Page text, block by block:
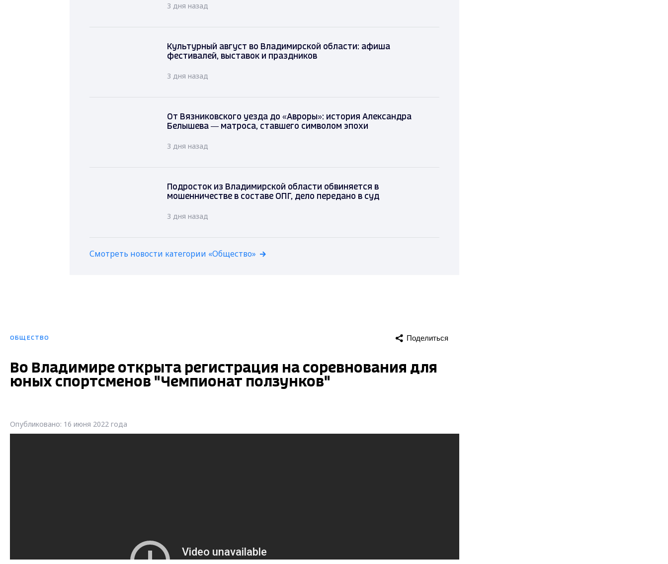
3 дня назад
Культурный август во Владимирской области: афиша
фестивалей, выставок и праздников
3 дня назад
От Вязниковского уезда до «Авроры»: история Александра
Белышева — матроса, ставшего символом эпохи
3 дня назад
Подросток из Владимирской области обвиняется в
мошенничестве в составе ОПГ, дело передано в суд
3 дня назад
Смотреть новости категории «Общество»
ОБЩЕСТВО Поделиться
Во Владимире открыта регистрация на соревнования для
юных спортсменов "Чемпионат ползунков"
Опубликовано: 16 июня 2022 года